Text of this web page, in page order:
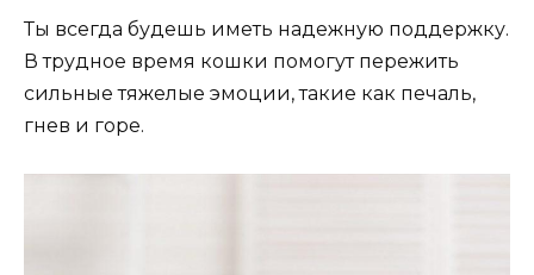
Ты всегда будешь иметь надежную поддержку.
В трудное время кошки помогут пережить
сильные тяжелые эмоции, такие как печаль,
гнев и горе.